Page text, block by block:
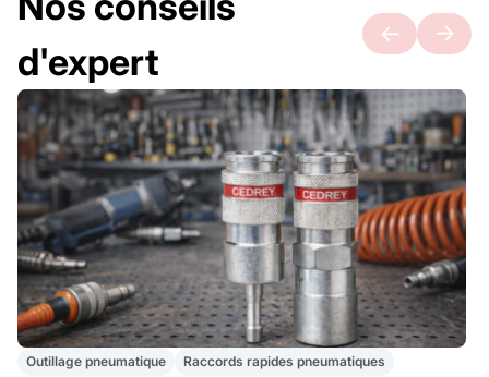
d'expert
Outillage pneumatique Raccords rapides pneumatiques